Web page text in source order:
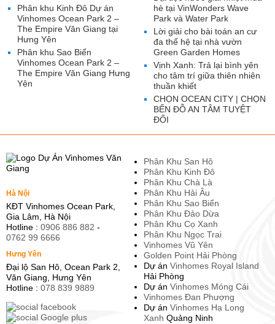
hè tại VinWonders Wave
Park và Water Park
Lời giải cho bài toán an cư
đa thế hệ tại nhà vườn
Green Garden Homes
Vịnh Xanh: Trả lại bình yên
cho tâm trí giữa thiên nhiên
thuần khiết
CHỌN OCEAN CITY | CHỌN
BẾN ĐỖ AN TÂM TUYỆT
ĐỐI
Phân khu Kinh Đô Dự án
Vinhomes Ocean Park 2 –
The Empire Văn Giang tại
Hưng Yên
Phân khu Sao Biển
Vinhomes Ocean Park 2 –
The Empire Văn Giang Hưng
Yên
Hà Nội
KĐT Vinhomes Ocean Park,
Gia Lâm, Hà Nội
Hotline : 0906 886 882 -
0762 99 6666
Hưng Yên
Đại lộ San Hô, Ocean Park 2,
Văn Giang, Hưng Yên
Hotline : 078 839 9889
Phân Khu San Hô
Phân Khu Kinh Đô
Phân Khu Chà Là
Phân Khu Hải Âu
Phân Khu Sao Biển
Phân Khu Đảo Dừa
Phân Khu Cọ Xanh
Phân Khu Ngọc Trai
Vinhomes Vũ Yên
Golden Point Hải Phòng
Dự án Vinhomes Royal Island
Hải Phòng
Dự án Vinhomes Móng Cái
Vinhomes Đan Phượng
Dự án Vinhomes Hạ Long
Xanh Quảng Ninh